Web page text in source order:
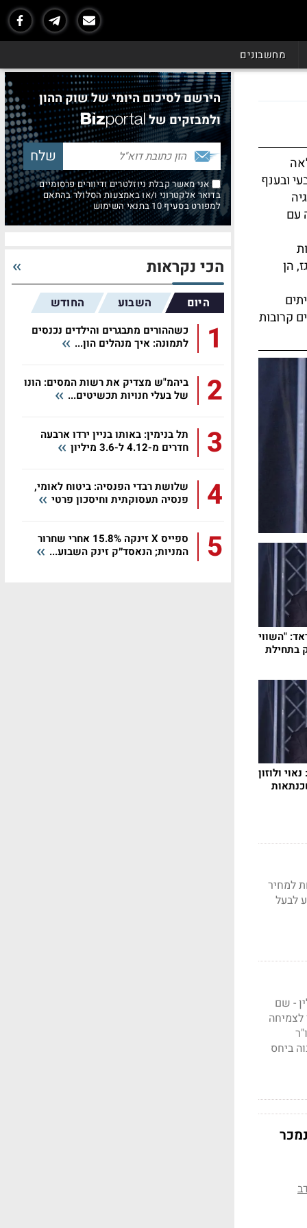
מחשבונים
ובענף
עם
הן
קרובות
"השווי
בתחילת
ולוזון
למניה, מעט מתחת למחיר
לבעל
- שם
לצמיחה
שהוא לא נכנס לפרויקט עם שיעור רווחיות שנמוך מ-20%. גבוה ביחס
שקל, הכל נמכר
הירשם לסיכום היומי של שוק ההון
ולמבזקים של
אני מאשר קבלת ניוזלטרים ודיוורים פרסומיים
בדואר אלקטרוני ו/או באמצעות הסלולר בהתאם
למפורט בסעיף 10 בתנאי השימוש
הכי נקראות
היום השבוע החודש
1
כשההורים מתבגרים והילדים נכנסים
לתמונה: איך מנהלים הון...
2
ביהמ"ש מצדיק את רשות המסים: הונו
של בעלי חנויות תכשיטים...
3
תל בנימין: באותו בניין ירדו ארבעה
חדרים מ-4.12 ל-3.6 מיליון
4
שלושת רבדי הפנסיה: ביטוח לאומי,
פנסיה תעסוקתית וחיסכון פרטי
5
ספייס X זינקה 15.8% אחרי שחרור
המניות; הנאסד״ק זינק השבוע...